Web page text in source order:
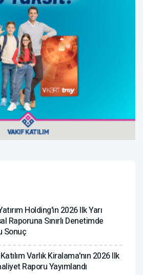
Holding'in 2026 Ilk Yarı
Raporuna Sınırlı Denetimde
Sonuç
Varlık Kiralama'nın 2026 Ilk
Raporu Yayımlandı